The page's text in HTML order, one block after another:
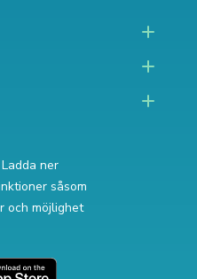
ner
såsom
och möjlighet